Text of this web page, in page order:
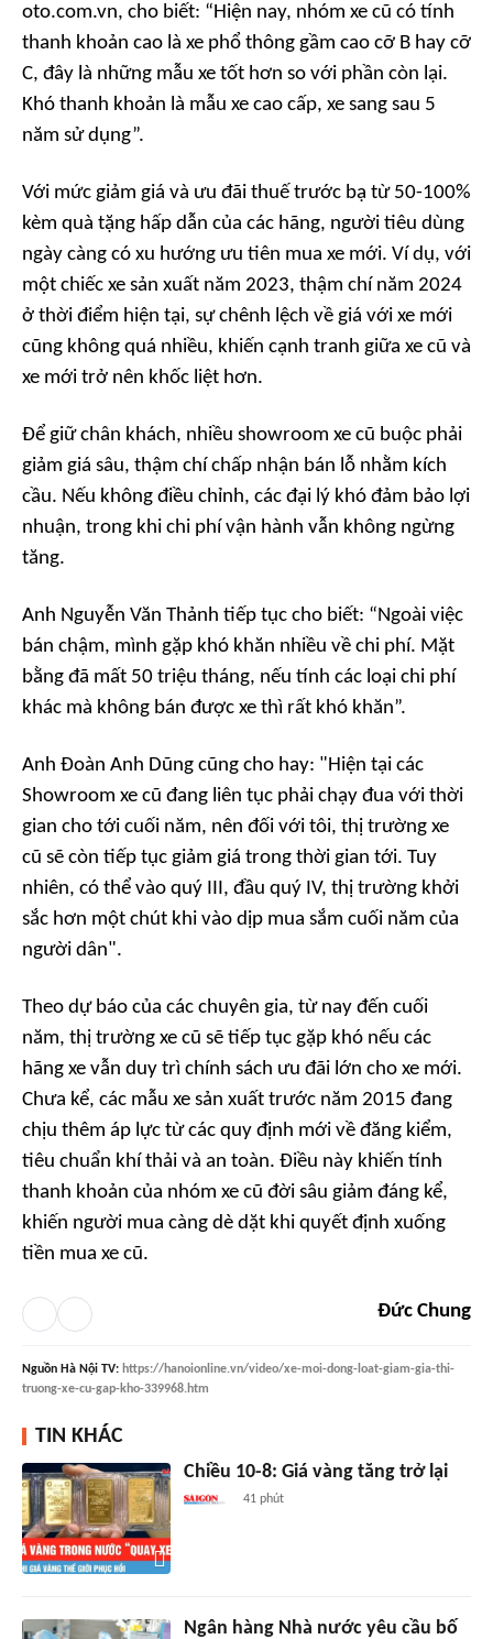
oto.com.vn, cho biết: “Hiện nay, nhóm xe cũ có tính
thanh khoản cao là xe phổ thông gầm cao cỡ B hay cỡ
C, đây là những mẫu xe tốt hơn so với phần còn lại.
Khó thanh khoản là mẫu xe cao cấp, xe sang sau 5
năm sử dụng”.
Với mức giảm giá và ưu đãi thuế trước bạ từ 50-100%
kèm quà tặng hấp dẫn của các hãng, người tiêu dùng
ngày càng có xu hướng ưu tiên mua xe mới. Ví dụ, với
một chiếc xe sản xuất năm 2023, thậm chí năm 2024
ở thời điểm hiện tại, sự chênh lệch về giá với xe mới
cũng không quá nhiều, khiến cạnh tranh giữa xe cũ và
xe mới trở nên khốc liệt hơn.
Để giữ chân khách, nhiều showroom xe cũ buộc phải
giảm giá sâu, thậm chí chấp nhận bán lỗ nhằm kích
cầu. Nếu không điều chỉnh, các đại lý khó đảm bảo lợi
nhuận, trong khi chi phí vận hành vẫn không ngừng
tăng.
Anh Nguyễn Văn Thảnh tiếp tục cho biết: “Ngoài việc
bán chậm, mình gặp khó khăn nhiều về chi phí. Mặt
bằng đã mất 50 triệu tháng, nếu tính các loại chi phí
khác mà không bán được xe thì rất khó khăn”.
Anh Đoàn Anh Dũng cũng cho hay: "Hiện tại các
Showroom xe cũ đang liên tục phải chạy đua với thời
gian cho tới cuối năm, nên đối với tôi, thị trường xe
cũ sẽ còn tiếp tục giảm giá trong thời gian tới. Tuy
nhiên, có thể vào quý III, đầu quý IV, thị trường khởi
sắc hơn một chút khi vào dịp mua sắm cuối năm của
người dân".
Theo dự báo của các chuyên gia, từ nay đến cuối
năm, thị trường xe cũ sẽ tiếp tục gặp khó nếu các
hãng xe vẫn duy trì chính sách ưu đãi lớn cho xe mới.
Chưa kể, các mẫu xe sản xuất trước năm 2015 đang
chịu thêm áp lực từ các quy định mới về đăng kiểm,
tiêu chuẩn khí thải và an toàn. Điều này khiến tính
thanh khoản của nhóm xe cũ đời sâu giảm đáng kể,
khiến người mua càng dè dặt khi quyết định xuống
tiền mua xe cũ.
Đức Chung
Nguồn Hà Nội TV: https://hanoionline.vn/video/xe-moi-dong-loat-giam-gia-thi-
truong-xe-cu-gap-kho-339968.htm
TIN KHÁC
Chiều 10-8: Giá vàng tăng trở lại
41 phút
Ngân hàng Nhà nước yêu cầu bố